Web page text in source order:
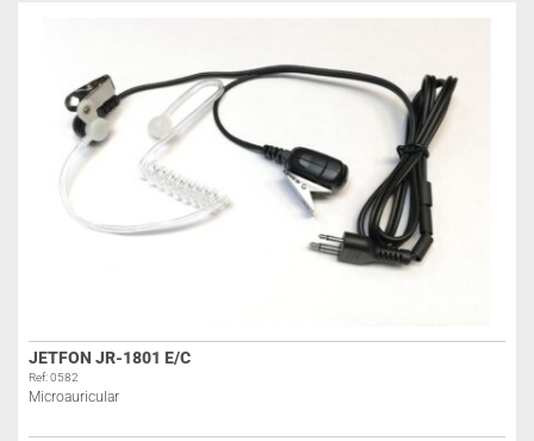
JETFON JR-1801 E/C
Ref: 0582
Microauricular